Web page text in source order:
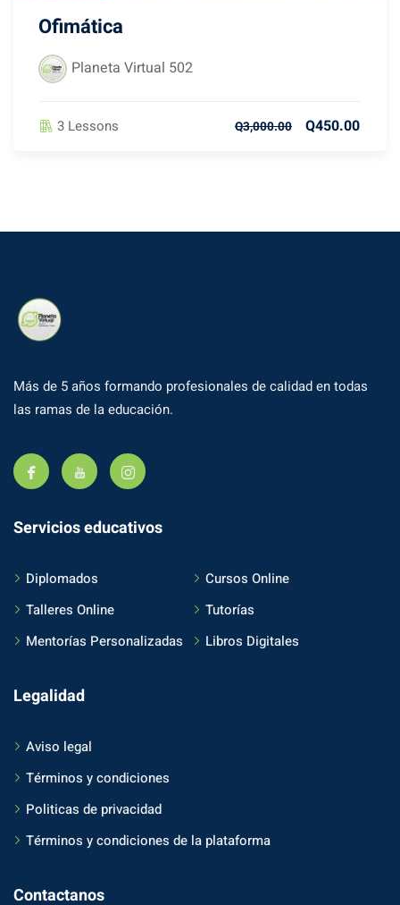
Ofimática
Planeta Virtual 502
3 Lessons Q3,000.00 Q450.00
Más de 5 años formando profesionales de calidad en todas
las ramas de la educación.
Servicios educativos
Diplomados
Cursos Online
Talleres Online
Tutorías
Mentorías Personalizadas
Libros Digitales
Legalidad
Aviso legal
Términos y condiciones
Politicas de privacidad
Términos y condiciones de la plataforma
Contactanos